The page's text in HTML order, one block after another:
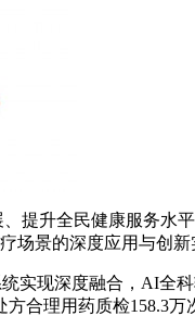
提升全民健康服务水
景的深度应用与创
实现深度融合，AI全
合理用药质检158.3